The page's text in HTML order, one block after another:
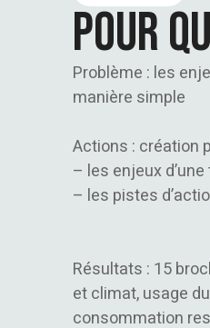
pour
Problème : les
manière simple
Actions : création
– les enjeux
– les pistes
Résultats : 15
et climat, usage
consommation